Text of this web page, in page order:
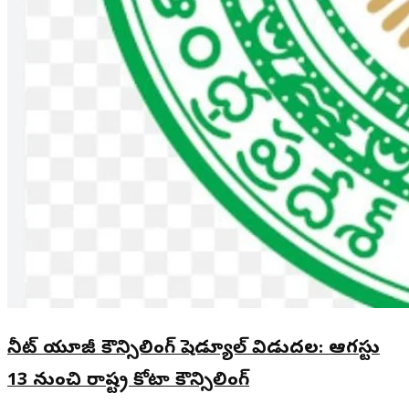
నీట్ యూజీ కౌన్సిలింగ్ షెడ్యూల్ విడుదల: ఆగస్టు
13 నుంచి రాష్ట్ర కోటా కౌన్సిలింగ్